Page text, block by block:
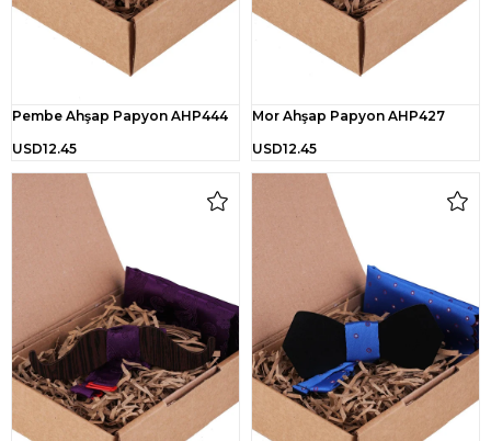
Pembe Ahşap Papyon AHP444
USD12.45
Mor Ahşap Papyon AHP427
USD12.45